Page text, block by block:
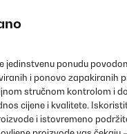
jedinstvenu ponudu
i ponovo zapakiranih
stručnom kontrolom i
cijene i kvalitete.
i istovremeno